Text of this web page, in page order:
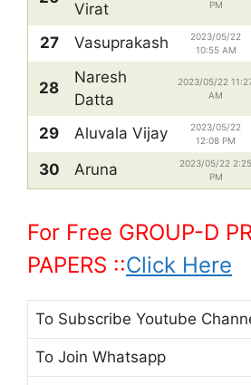
Virat PM
27 Vasuprakash
2023/05/22
10:55 AM
28
Naresh
Datta
2023/05/22
AM
29 Aluvala Vijay
2023/05/22
12:08 PM
30
Aruna
2023/05/22 2:25
PM
For Free GROUP-D
PAPERS ::Click Here
To Subscribe Youtube
To Join Whatsapp